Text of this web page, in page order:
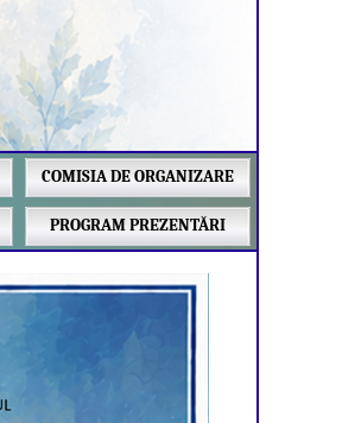
COMISIA DE ORGANIZARE
PROGRAM PREZENTĂRI